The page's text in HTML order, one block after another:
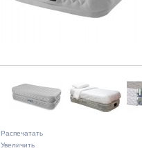
Распечатать
Увеличить